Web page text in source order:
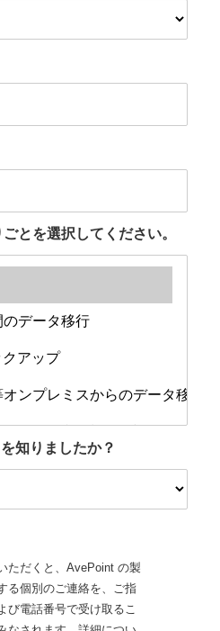
とを選択してください。
知りましたか？
ただくと、AvePoint の製
る個別のご連絡を、ご指
び電話番号で受け取るこ